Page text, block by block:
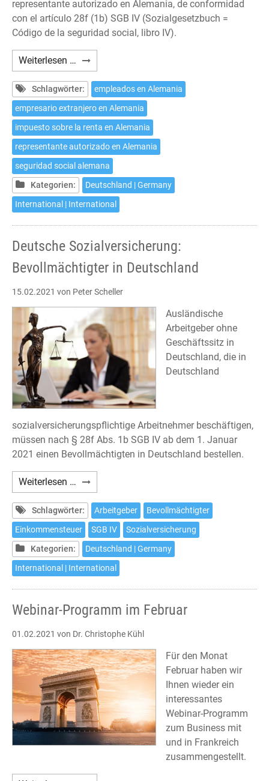
representante autorizado en Alemania, de conformidad
con el artículo 28f (1b) SGB IV (Sozialgesetzbuch =
Código de la seguridad social, libro IV).
Weiterlesen … Seguridad
Social
alemana:
Representante
autorizado
en
Alemania
Schlagwörter:
empleados en Alemania
empresario extranjero en Alemania
impuesto sobre la renta en Alemania
representante autorizado en Alemania
seguridad social alemana
Kategorien:
Deutschland | Germany
International | International
Deutsche Sozialversicherung:
Bevollmächtigter in Deutschland
15.02.2021 von Peter Scheller
Ausländische
Arbeitgeber ohne
Geschäftssitz in
Deutschland, die in
Deutschland
sozialversicherungspflichtige Arbeitnehmer beschäftigen,
müssen nach § 28f Abs. 1b SGB IV ab dem 1. Januar
2021 einen Bevollmächtigten in Deutschland bestellen.
Weiterlesen … Deutsche
Sozialversicherung:
Bevollmächtigter
in
Deutschland
Schlagwörter: Arbeitgeber
Bevollmächtigter
Einkommensteuer
SGB IV
Sozialversicherung
Kategorien:
Deutschland | Germany
International | International
Webinar-Programm im Februar
01.02.2021 von Dr. Christophe Kühl
Für den Monat
Februar haben wir
Ihnen wieder ein
interessantes
Webinar-Programm
zum Business mit
und in Frankreich
zusammengestellt.